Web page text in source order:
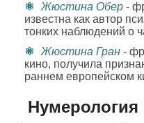
Жюстина Обер -
известна как автор
тонких наблюдений о
Жюстина Гран -
кино, получила
раннем европейском